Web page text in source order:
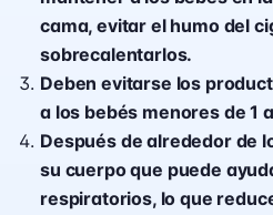
cama, evitar el humo del
sobrecalentarlos.
Deben evitarse los
a los bebés menores de 1
Después de alrededor de
su cuerpo que puede
respiratorios, lo que